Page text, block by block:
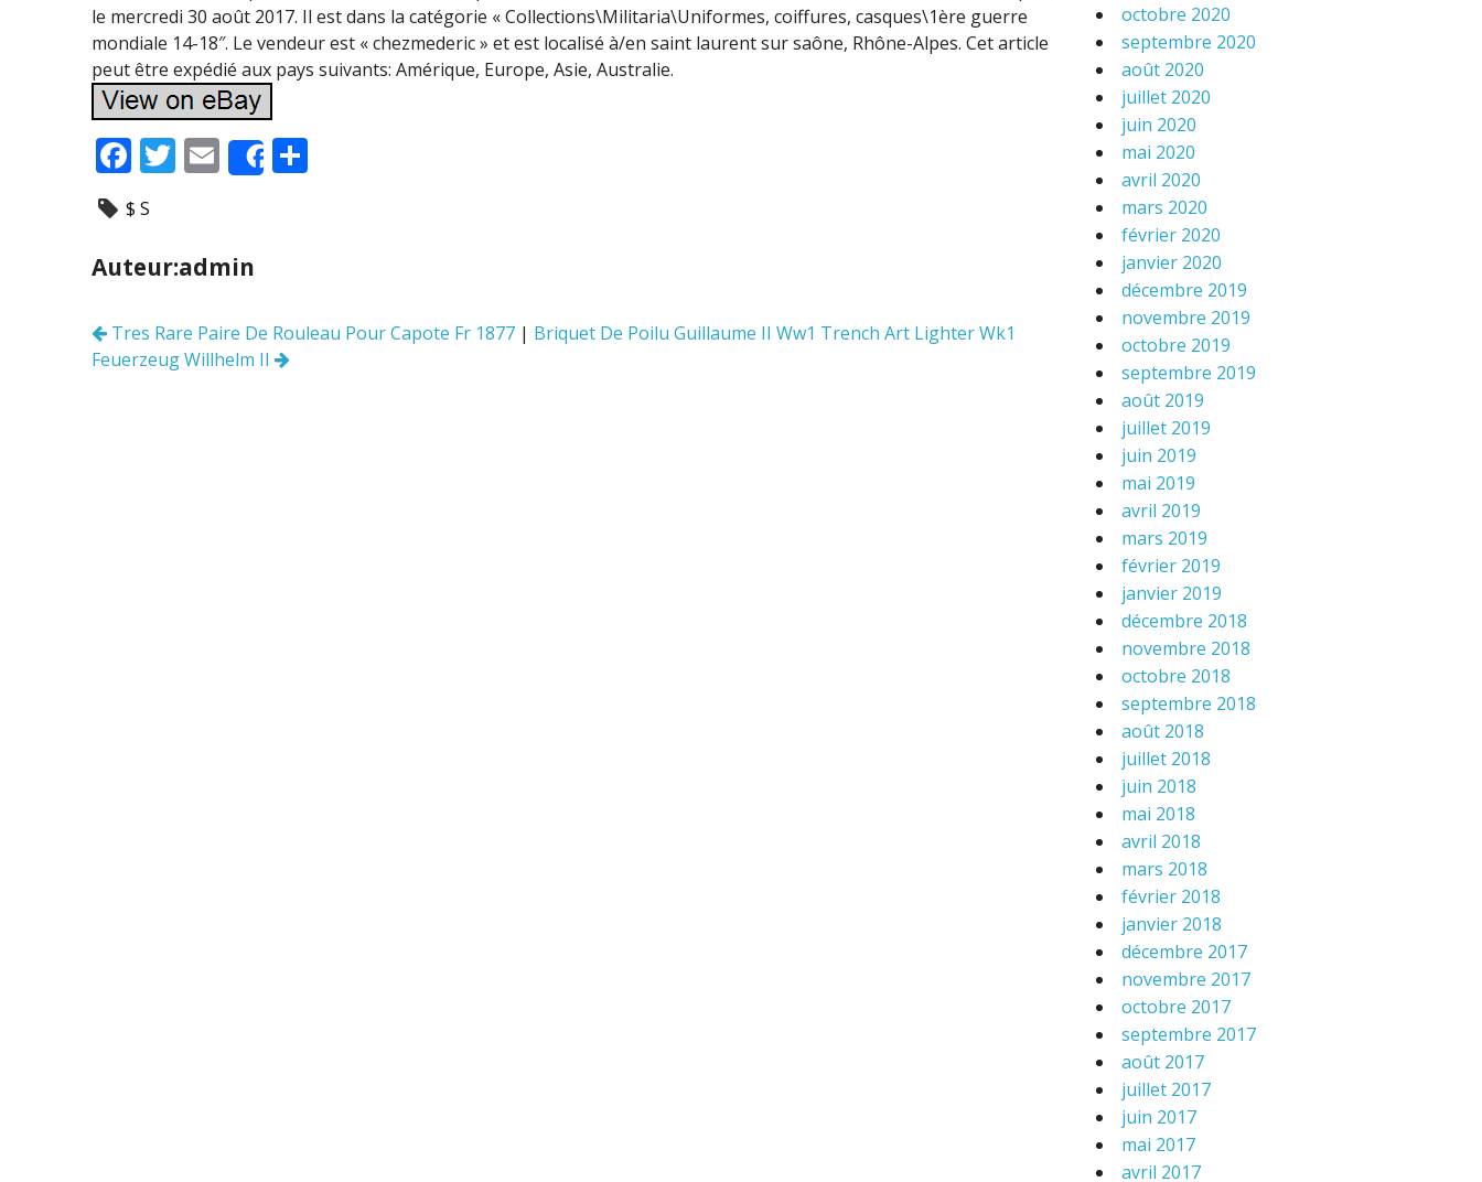
le mercredi 30 août 2017. Il est dans la catégorie « Collections\Militaria\Uniformes, coiffures, casques\1ère guerre
mondiale 14-18″. Le vendeur est « chezmederic » et est localisé à/en saint laurent sur saône, Rhône-Alpes. Cet article
peut être expédié aux pays suivants: Amérique, Europe, Asie, Australie.
F
ac
e
b
o
k
T
er
E
m
l
Share
$ S
Auteur:admin
Navigation
des
Tres Rare Paire De Rouleau Pour Capote Fr 1877 | Briquet De Poilu Guillaume II Ww1 Trench Art Lighter Wk1
Feuerzeug Willhelm II
octobre 2020
septembre 2020
août 2020
juillet 2020
juin 2020
mai 2020
avril 2020
mars 2020
février 2020
janvier 2020
décembre 2019
novembre 2019
octobre 2019
septembre 2019
août 2019
juillet 2019
juin 2019
mai 2019
avril 2019
mars 2019
février 2019
janvier 2019
décembre 2018
novembre 2018
octobre 2018
septembre 2018
août 2018
juillet 2018
juin 2018
mai 2018
avril 2018
mars 2018
février 2018
janvier 2018
décembre 2017
novembre 2017
octobre 2017
septembre 2017
août 2017
juillet 2017
juin 2017
mai 2017
avril 2017